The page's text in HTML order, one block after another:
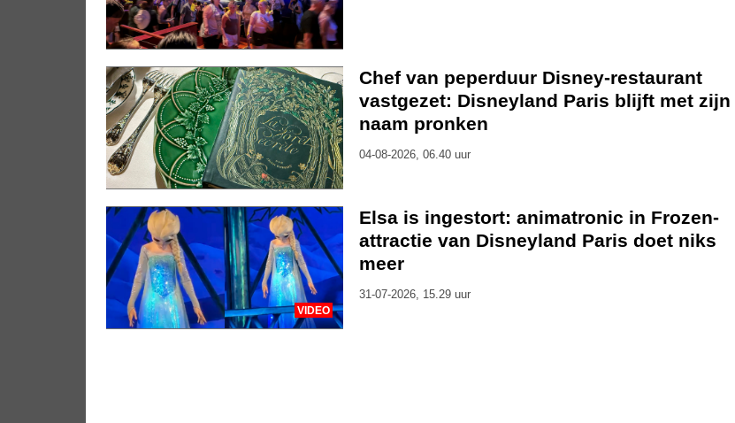
Chef van peperduur Disney-restaurant
vastgezet: Disneyland Paris blijft met zijn
naam pronken
04-08-2026, 06.40 uur
VIDEO
Elsa is ingestort: animatronic in Frozen-
attractie van Disneyland Paris doet niks
meer
31-07-2026, 15.29 uur